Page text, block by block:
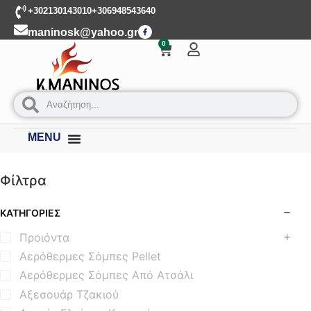
+302130143010+306948543640
maninosk@yahoo.gr
0
MENU
Φίλτρα
ΚΑΤΗΓΟΡΊΕΣ
Προιόντα
Αερόθερμες Σόμπες Pellet
Αερόθερμες Σόμπες Από Ατσάλι
Αξεσουάρ Τζακιού